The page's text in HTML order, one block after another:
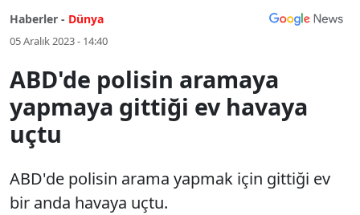
Haberler - Dünya
05 Aralık 2023 - 14:40
ABD'de polisin aramaya
yapmaya gittiği ev havaya
uçtu
ABD'de polisin arama yapmak için gittiği ev
bir anda havaya uçtu.